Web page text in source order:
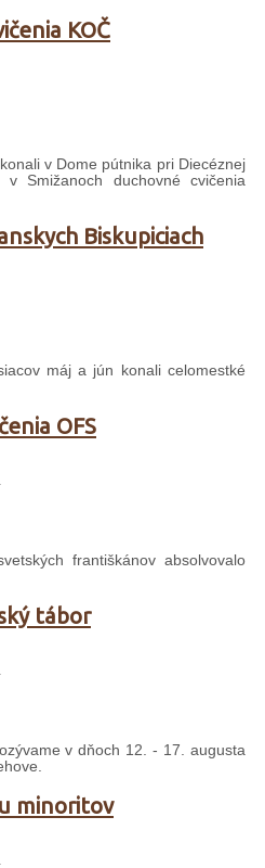
KOČ
v Dome pútnika pri Diecéznej
v Smižanoch duchovné cvičenia
Biskupiciach
máj a jún konali celomestké
OFS
františkánov absolvovalo
tábor
v dňoch 12. - 17. augusta
minoritov